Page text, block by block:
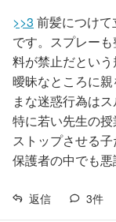
>>3 前髪につけて
です。スプレー
料が禁止だとい
曖昧なところに
まな迷惑行為は
特に若い先生の
ストップさせる
保護者の中でも
返信 3件